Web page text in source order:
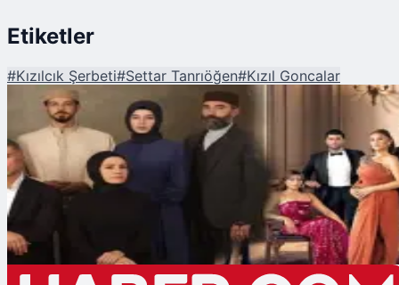
Etiketler
#Kızılcık Şerbeti#Settar Tanrıöğen#Kızıl Goncalar
Şu An Okunan
Kızılcık Şerbeti'nden Kızıl Goncalar'a Transfer Oldu!